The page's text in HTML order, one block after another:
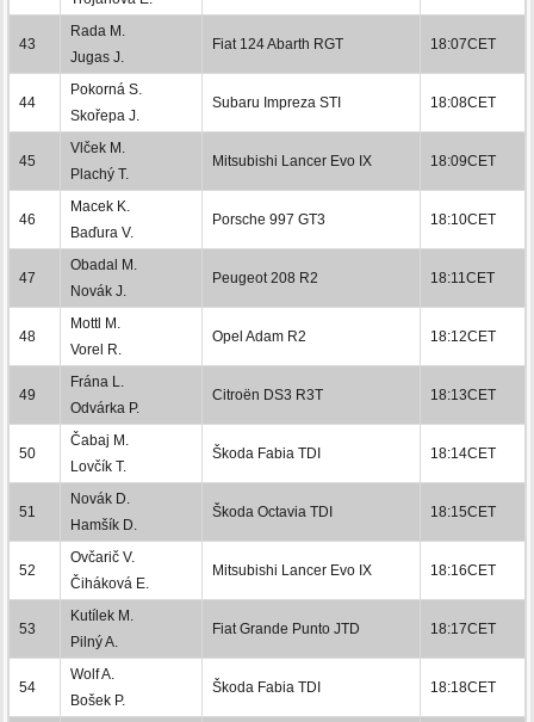
43
Rada M.
Jugas J.
Fiat 124 Abarth RGT 18:07CET
44
Pokorná S.
Skořepa J.
Subaru Impreza STI 18:08CET
45
Vlček M.
Plachý T.
Mitsubishi Lancer Evo IX 18:09CET
46
Macek K.
Baďura V.
Porsche 997 GT3 18:10CET
47
Obadal M.
Novák J.
Peugeot 208 R2 18:11CET
48
Mottl M.
Vorel R.
Opel Adam R2 18:12CET
49
Frána L.
Odvárka P.
Citroën DS3 R3T 18:13CET
50
Čabaj M.
Lovčík T.
Škoda Fabia TDI 18:14CET
51
Novák D.
Hamšík D.
Škoda Octavia TDI 18:15CET
52
Ovčarič V.
Čiháková E.
Mitsubishi Lancer Evo IX 18:16CET
53
Kutílek M.
Pilný A.
Fiat Grande Punto JTD 18:17CET
54
Wolf A.
Bošek P.
Škoda Fabia TDI 18:18CET